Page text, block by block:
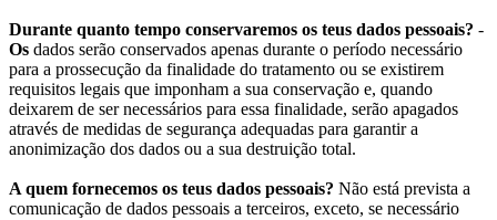
Durante quanto tempo conservaremos os teus dados pessoais? -
Os dados serão conservados apenas durante o período necessário
para a prossecução da finalidade do tratamento ou se existirem
requisitos legais que imponham a sua conservação e, quando
deixarem de ser necessários para essa finalidade, serão apagados
através de medidas de segurança adequadas para garantir a
anonimização dos dados ou a sua destruição total.
A quem fornecemos os teus dados pessoais? Não está prevista a
comunicação de dados pessoais a terceiros, exceto, se necessário